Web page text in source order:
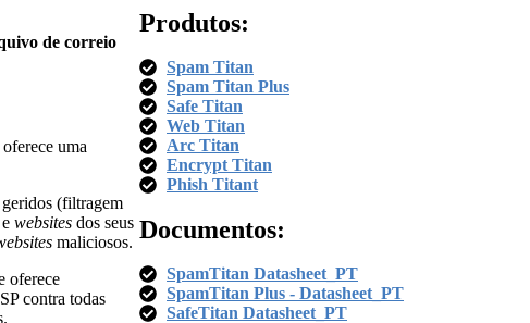
de correio
uma
(filtragem
websites dos seus
maliciosos.
oferece
contra todas
Produtos:
Spam Titan
Spam Titan Plus​
Safe Titan
Web Titan
Arc Titan
Encrypt Titan
Phish Titant
Documentos:
SpamTitan Datasheet_PT
SpamTitan Plus - Datasheet_PT​
SafeTitan Datasheet_PT